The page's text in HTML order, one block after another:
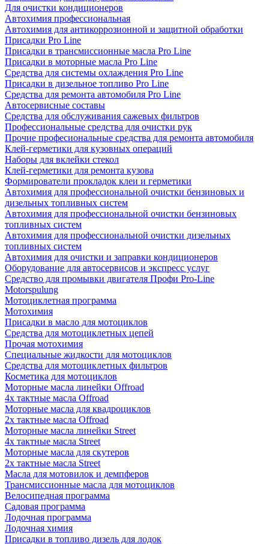
Для очистки кондиционеров
Автохимия профессиональная
Автохимия для антикоррозионной и защитной обработки
Присадки Pro Line
Присадки в трансмиссионные масла Pro Line
Присадки в моторные масла Pro Line
Средства для системы охлаждения Pro Line
Присадки в дизельное топливо Pro Line
Средства для ремонта автомобиля Pro Line
Автосервисные составы
Средства для обслуживания сажевых фильтров
Профессиональные средства для очистки рук
Прочие професиональные средства для ремонта автомобиля
Клей-герметики для кузовных операций
Наборы для вклейки стекол
Клей-герметики для ремонта кузова
Формирователи прокладок клеи и герметики
Автохимия для профессиональной очистки бензиновых и
дизельных топливных систем
Автохимия для профессиональной очистки бензиновых
топливных систем
Автохимия для профессиональной очистки дизельных
топливных систем
Автохимия для очистки и заправки кондиционеров
Оборудование для автосервисов и экспресс услуг
Средство для промывки двигателя Профи Pro-Line
Motorspulung
Мотоциклетная программа
Мотохимия
Присадки в масло для мотоциклов
Средства для мотоциклетных цепей
Прочая мотохимия
Специальные жидкости для мотоциклов
Средства для мотоциклетных фильтров
Косметика для мотоциклов
Моторные масла линейки Offroad
4х тактные масла Offroad
Моторные масла для квадроциклов
2х тактные масла Offroad
Моторные масла линейки Street
4х тактные масла Street
Моторные масла для скутеров
2х тактные масла Street
Масла для мотовилок и демпферов
Трансмиссионные масла для мотоциклов
Велосипедная программа
Садовая программа
Лодочная программа
Лодочная химия
Присадки в топливо дизель для лодок